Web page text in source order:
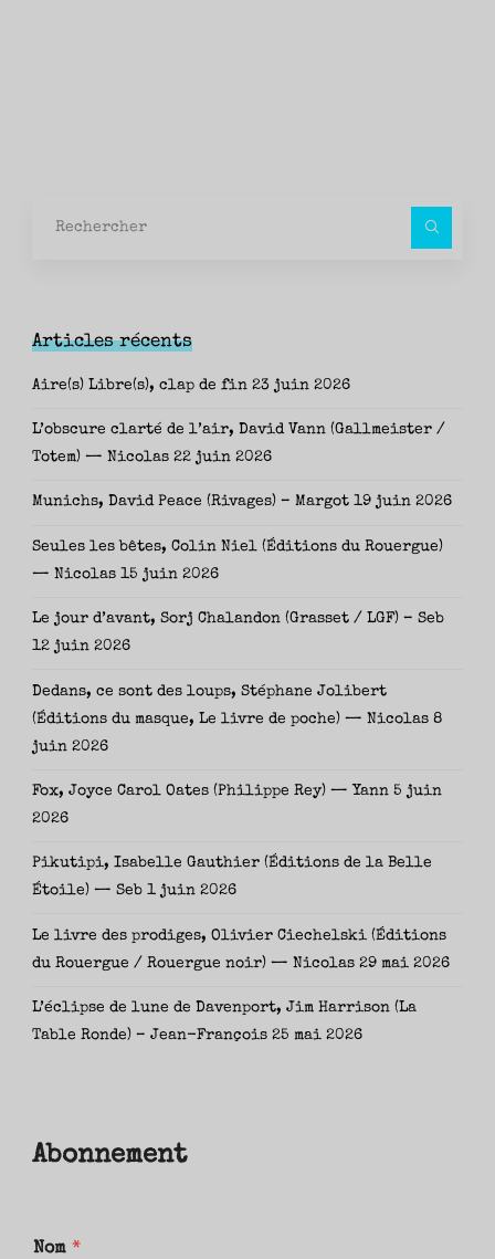
Articles récents
Aire(s) Libre(s), clap de fin 23 juin 2026
L’obscure clarté de l’air, David Vann (Gallmeister /
Totem) — Nicolas 22 juin 2026
Munichs, David Peace (Rivages) – Margot 19 juin 2026
Seules les bêtes, Colin Niel (Éditions du Rouergue)
— Nicolas 15 juin 2026
Le jour d’avant, Sorj Chalandon (Grasset / LGF) – Seb
12 juin 2026
Dedans, ce sont des loups, Stéphane Jolibert
(Éditions du masque, Le livre de poche) — Nicolas 8
juin 2026
Fox, Joyce Carol Oates (Philippe Rey) — Yann 5 juin
2026
Pikutipi, Isabelle Gauthier (Éditions de la Belle
Étoile) — Seb 1 juin 2026
Le livre des prodiges, Olivier Ciechelski (Éditions
du Rouergue / Rouergue noir) — Nicolas 29 mai 2026
L’éclipse de lune de Davenport, Jim Harrison (La
Table Ronde) – Jean-François 25 mai 2026
Abonnement
Nom *